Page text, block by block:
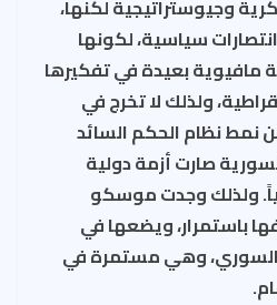
وجيوستراتيجية لكنها،
سياسية، لكونها
مافيوية بعيدة في تفكيرها
ولذلك لا تخرج في
نمط نظام الحكم السائد
صارت أزمة دولية
ولذلك وجدت موسكو
باستمرار، ويضعها في
وهي مستمرة في